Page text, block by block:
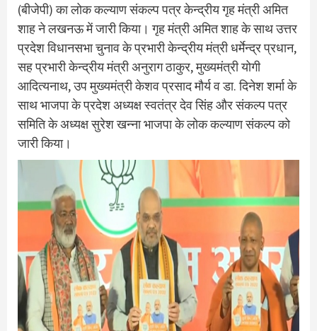
(बीजेपी) का लोक कल्याण संकल्प पत्र केन्द्रीय गृह मंत्री अमित
शाह ने लखनऊ में जारी किया। गृह मंत्री अमित शाह के साथ उत्तर
प्रदेश विधानसभा चुनाव के प्रभारी केन्द्रीय मंत्री धर्मेन्द्र प्रधान,
सह प्रभारी केन्द्रीय मंत्री अनुराग ठाकुर, मुख्यमंत्री योगी
आदित्यनाथ, उप मुख्यमंत्री केशव प्रसाद मौर्य व डा. दिनेश शर्मा के
साथ भाजपा के प्रदेश अध्यक्ष स्वतंत्र देव सिंह और संकल्प पत्र
समिति के अध्यक्ष सुरेश खन्ना भाजपा के लोक कल्याण संकल्प को
जारी किया।